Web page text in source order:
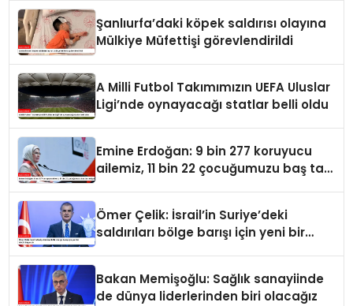
Şanlıurfa’daki köpek saldırısı olayına
Mülkiye Müfettişi görevlendirildi
A Milli Futbol Takımımızın UEFA Uluslar
Ligi’nde oynayacağı statlar belli oldu
Emine Erdoğan: 9 bin 277 koruyucu
ailemiz, 11 bin 22 çocuğumuzu baş tacı
Ömer Çelik: İsrail’in Suriye’deki
saldırıları bölge barışı için yeni bir
Bakan Memişoğlu: Sağlık sanayiinde
de dünya liderlerinden biri olacağız